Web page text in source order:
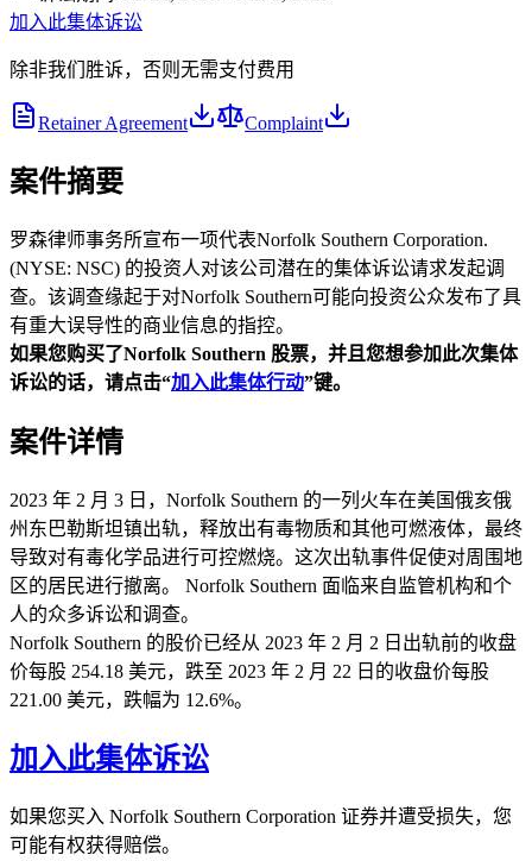
加入此集体诉讼
除非我们胜诉，否则无需支付费用
Retainer Agreement Complaint
案件摘要
罗森律师事务所宣布一项代表Norfolk Southern Corporation.
(NYSE: NSC) 的投资人对该公司潜在的集体诉讼请求发起调
查。该调查缘起于对Norfolk Southern可能向投资公众发布了具
有重大误导性的商业信息的指控。
如果您购买了Norfolk Southern 股票，并且您想参加此次集体
诉讼的话，请点击“加入此集体行动”键。
案件详情
2023 年 2 月 3 日，Norfolk Southern 的一列火车在美国俄亥俄
州东巴勒斯坦镇出轨，释放出有毒物质和其他可燃液体，最终
导致对有毒化学品进行可控燃烧。这次出轨事件促使对周围地
区的居民进行撤离。 Norfolk Southern 面临来自监管机构和个
人的众多诉讼和调查。
Norfolk Southern 的股价已经从 2023 年 2 月 2 日出轨前的收盘
价每股 254.18 美元，跌至 2023 年 2 月 22 日的收盘价每股
221.00 美元，跌幅为 12.6%。
加入此集体诉讼
如果您买入 Norfolk Southern Corporation 证券并遭受损失，您
可能有权获得赔偿。